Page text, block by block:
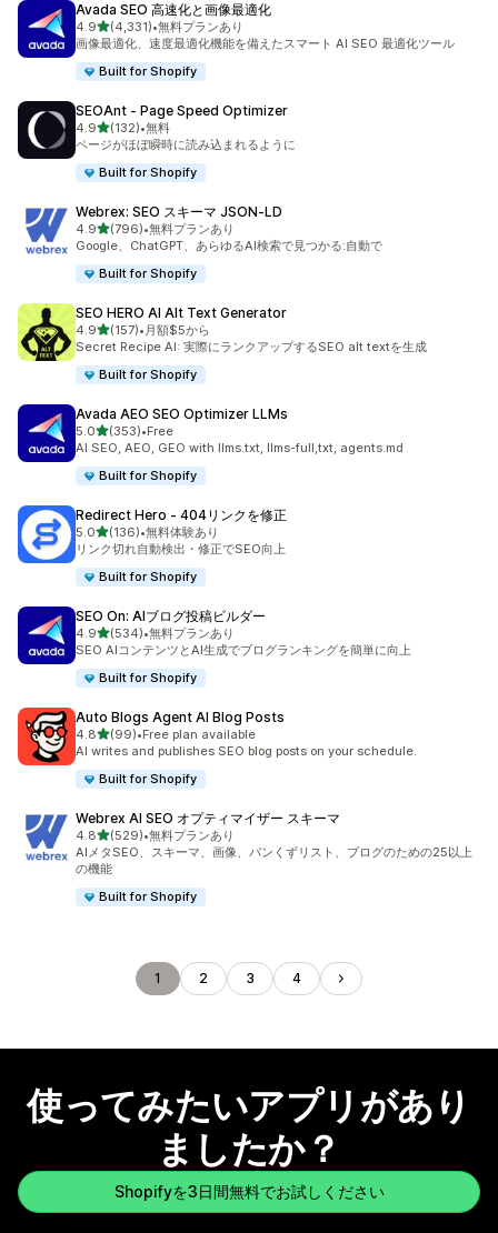
Avada SEO 高速化と画像最適化
4.95つ星中
(4,331)
合計レビュー数：4331件
•無料プランあり
画像最適化、速度最適化機能を備えたスマート AI SEO 最適化ツール
Built for Shopify
SEOAnt ‑ Page Speed Optimizer
4.95つ星中
(132)
合計レビュー数：132件
•無料
ページがほぼ瞬時に読み込まれるように
Built for Shopify
Webrex: SEO スキーマ JSON‑LD
4.95つ星中
(796)
合計レビュー数：796件
•無料プランあり
Google、ChatGPT、あらゆるAI検索で見つかる:自動で
Built for Shopify
SEO HERO AI Alt Text Generator
4.95つ星中
(157)
合計レビュー数：157件
• 月額$5から
Secret Recipe AI: 実際にランクアップするSEO alt textを生成
Built for Shopify
Avada AEO SEO Optimizer LLMs
5.05つ星中
(353)
合計レビュー数：353件
•Free
AI SEO, AEO, GEO with llms.txt, llms-full,txt, agents.md
Built for Shopify
Redirect Hero ‑ 404リンクを修正
5.05つ星中
(136)
合計レビュー数：136件
•無料体験あり
リンク切れ自動検出・修正でSEO向上
Built for Shopify
SEO On: AIブログ投稿ビルダー
4.95つ星中
(534)
合計レビュー数：534件
•無料プランあり
SEO AIコンテンツとAI生成でブログランキングを簡単に向上
Built for Shopify
Auto Blogs Agent AI Blog Posts
4.85つ星中
(99)
合計レビュー数：99件
•Free plan available
AI writes and publishes SEO blog posts on your schedule.
Built for Shopify
Webrex AI SEO オプティマイザー スキーマ
4.85つ星中
(529)
合計レビュー数：529件
•無料プランあり
AIメタSEO、スキーマ、画像、パンくずリスト、ブログのための25以上
の機能
Built for Shopify
1 2 3 4
使ってみたいアプリがあり
ましたか？
Shopifyを3日間無料でお試しください